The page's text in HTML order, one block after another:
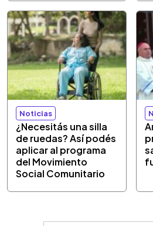
Noticias
¿Necesitás una silla
de ruedas? Así podés
aplicar al programa
del Movimiento
Social Comunitario